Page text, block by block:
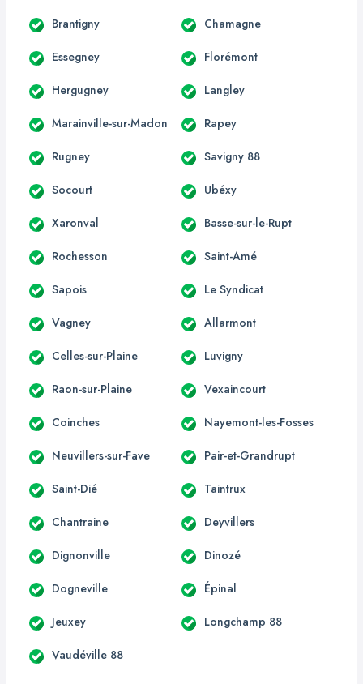
Brantigny Chamagne
Essegney Florémont
Hergugney Langley
Marainville-sur-Madon Rapey
Rugney Savigny 88
Socourt Ubéxy
Xaronval Basse-sur-le-Rupt
Rochesson Saint-Amé
Sapois Le Syndicat
Vagney Allarmont
Celles-sur-Plaine Luvigny
Raon-sur-Plaine Vexaincourt
Coinches Nayemont-les-Fosses
Neuvillers-sur-Fave Pair-et-Grandrupt
Saint-Dié Taintrux
Chantraine Deyvillers
Dignonville Dinozé
Dogneville Épinal
Jeuxey Longchamp 88
Vaudéville 88